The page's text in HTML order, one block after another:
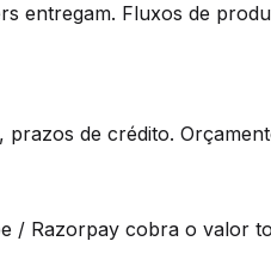
entregam. Fluxos de
de crédito.
/ Razorpay cobra o valor